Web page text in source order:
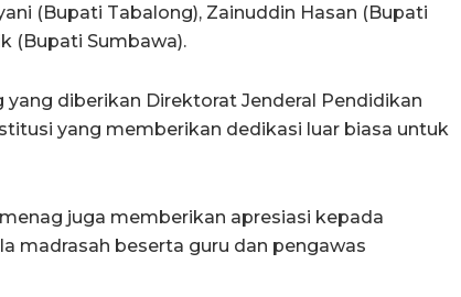
(Bupati Tabalong), Zainuddin Hasan (Bupati
(Bupati Sumbawa).
yang diberikan Direktorat Jenderal Pendidikan
yang memberikan dedikasi luar biasa untuk
juga memberikan apresiasi kepada
madrasah beserta guru dan pengawas